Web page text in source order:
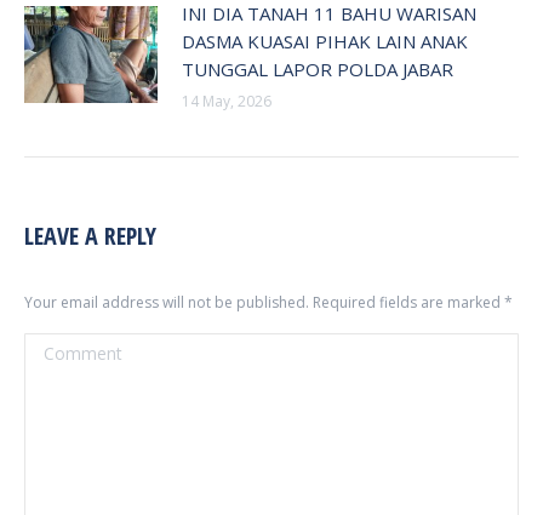
INI DIA TANAH 11 BAHU WARISAN
DASMA KUASAI PIHAK LAIN ANAK
TUNGGAL LAPOR POLDA JABAR
14 May, 2026
LEAVE A REPLY
Your email address will not be published. Required fields are marked *
Comment